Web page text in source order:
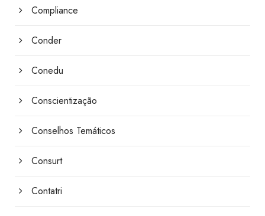
Compliance
Conder
Conedu
Conscientização
Conselhos Temáticos
Consurt
Contatri